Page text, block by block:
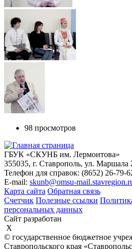
98 просмотров
ГБУК «СКУНБ им. Лермонтова»
355035, г. Ставрополь, ул. Маршала
Телефон для справок: (8652) 26-79-
E-mail: skunb@omsu-
Карта сайта Обратная связь
Счетчик Полезные ссылки
персональных данных
Сайт разработан
X
© государственное бюджетное
Ставропольского края